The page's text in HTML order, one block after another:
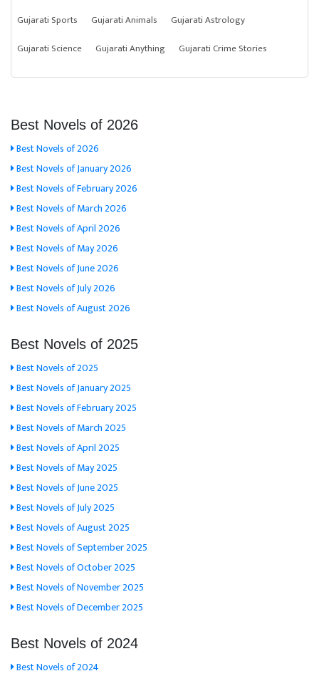
Gujarati Sports
Gujarati Animals
Gujarati Astrology
Gujarati Science
Gujarati Anything Gujarati Crime Stories
Best Novels of 2026
Best Novels of 2026
Best Novels of January 2026
Best Novels of February 2026
Best Novels of March 2026
Best Novels of April 2026
Best Novels of May 2026
Best Novels of June 2026
Best Novels of July 2026
Best Novels of August 2026
Best Novels of 2025
Best Novels of 2025
Best Novels of January 2025
Best Novels of February 2025
Best Novels of March 2025
Best Novels of April 2025
Best Novels of May 2025
Best Novels of June 2025
Best Novels of July 2025
Best Novels of August 2025
Best Novels of September 2025
Best Novels of October 2025
Best Novels of November 2025
Best Novels of December 2025
Best Novels of 2024
Best Novels of 2024